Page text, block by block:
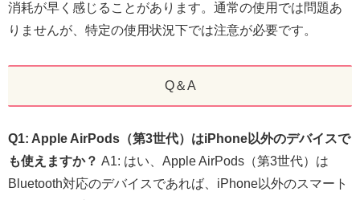
消耗が早く感じることがあります。通常の使用では問題あ
りませんが、特定の使用状況下では注意が必要です。
Q＆A
Q1: Apple AirPods（第3世代）はiPhone以外のデバイスで
も使えますか？ A1: はい、Apple AirPods（第3世代）は
Bluetooth対応のデバイスであれば、iPhone以外のスマート